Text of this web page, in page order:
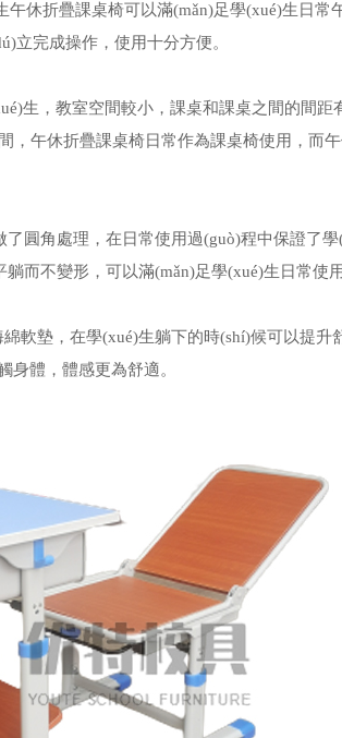
休折疊課桌椅可以滿(mǎn)足學(xué)生日常午休
完成操作，使用十分方便。
，教室空間較小，課桌和課桌之間的間
，午休折疊課桌椅日常作為課桌椅使用，
角處理，在日常使用過(guò)程中保證了學
不變形，可以滿(mǎn)足學(xué)生日常使用
墊，在學(xué)生躺下的時(shí)候可以提升
體，體感更為舒適。